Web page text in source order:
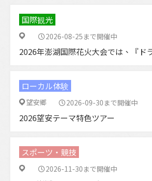
国際観光
2026-08-25まで開催中
ローカル体験
望安鄉
2026-09-30まで開催中
2026望安テーマ特色ツアー
スポーツ・競技
2026-11-30まで開催中